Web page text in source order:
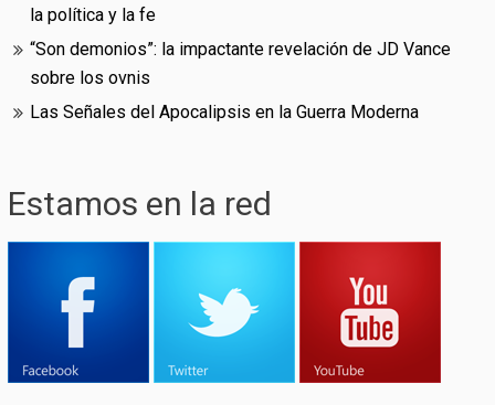
la política y la fe
“Son demonios”: la impactante revelación de JD Vance
sobre los ovnis
Las Señales del Apocalipsis en la Guerra Moderna
Estamos en la red